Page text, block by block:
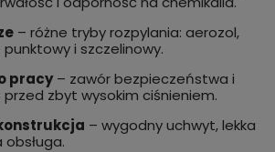
– różne tryby rozpylania: aerozol,
i szczelinowy.
pracy– zawór bezpieczeństwa i
zbyt wysokim ciśnieniem.
– wygodny uchwyt, lekka